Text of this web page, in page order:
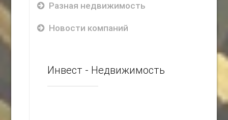
Разная недвижимость
Новости компаний
Инвест - Недвижимость